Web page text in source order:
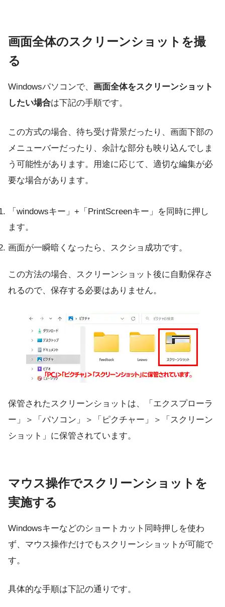
画面全体のスクリーンショットを撮
る
Windowsパソコンで、 画面全体をスクリーンショット
したい場合は下記の手順です。
この方式の場合、待ち受け背景だったり、画面下部の
メニューバーだったり、余計な部分も映り込んでしま
う可能性があります。用途に応じて、適切な編集が必
要な場合があります。
「windowsキー」+「PrintScreenキー」を同時に押し
ます。
画面が一瞬暗くなったら、スクショ成功です。
この方法の場合、スクリーンショット後に自動保存さ
れるので、保存する必要はありません。
保管されたスクリーンショットは、「エクスプローラ
ー」＞「パソコン」＞「ピクチャー」＞「スクリーン
ショット」に保管されています。
マウス操作でスクリーンショットを
実施する
Windowsキーなどのショートカット同時押しを使わ
ず、マウス操作だけでもスクリーンショットが可能で
す。
具体的な手順は下記の通りです。